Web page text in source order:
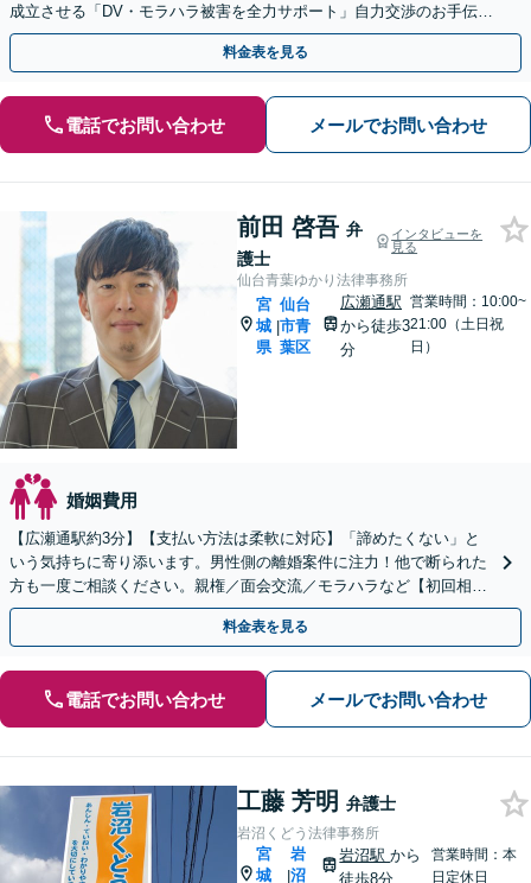
成立させる「DV・モラハラ被害を全力サポート」自力交渉のお手伝い
をするバックアッププラン
料金表を見る
電話でお問い合わせ メールでお問い合わせ
前田 啓吾 弁
護士
インタビューを
見る
仙台青葉ゆかり法律事務所
宮
城
県
|
仙台
市青
葉区
広瀬通駅
から徒歩3
分
営業時間：10:00~
21:00（土日祝
日）
婚姻費用
【広瀬通駅約3分】【支払い方法は柔軟に対応】「諦めたくない」と
いう気持ちに寄り添います。男性側の離婚案件に注力！他で断られた
方も一度ご相談ください。親権／面会交流／モラハラなど【初回相談
60分無料】【オンライン相談可能】
料金表を見る
電話でお問い合わせ メールでお問い合わせ
工藤 芳明 弁護士
岩沼くどう法律事務所
宮
城
|
岩
沼
岩沼駅から
徒歩8分
営業時間：本
日定休日